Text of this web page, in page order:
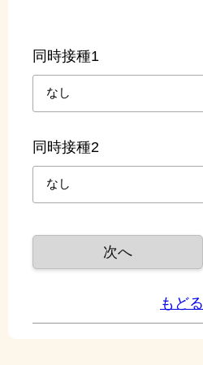
同時接種1
同時接種2
もどる